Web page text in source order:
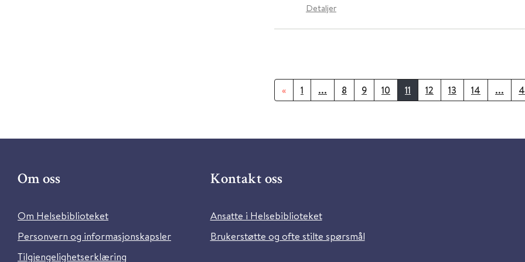
Detaljer
« 1 ... 8 9 10 11 12 13 14 ...
Om oss
Om Helsebiblioteket
Personvern og informasjonskapsler
Tilgjengelighetserklæring
Kontakt oss
Ansatte i Helsebiblioteket
Brukerstøtte og ofte stilte spørsmål